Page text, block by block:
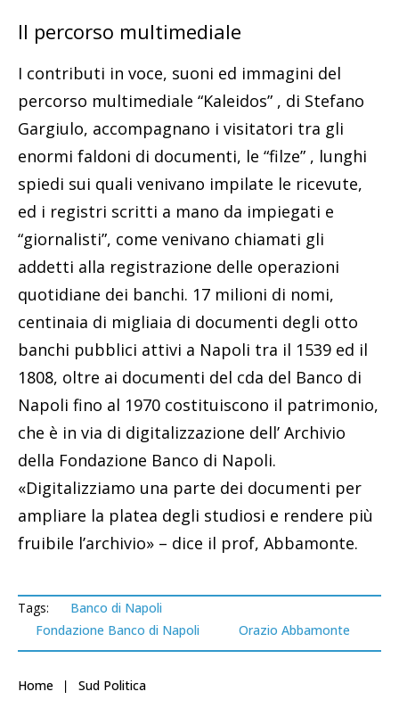
Il percorso multimediale
I contributi in voce, suoni ed immagini del
percorso multimediale “Kaleidos” , di Stefano
Gargiulo, accompagnano i visitatori tra gli
enormi faldoni di documenti, le “filze” , lunghi
spiedi sui quali venivano impilate le ricevute,
ed i registri scritti a mano da impiegati e
“giornalisti”, come venivano chiamati gli
addetti alla registrazione delle operazioni
quotidiane dei banchi. 17 milioni di nomi,
centinaia di migliaia di documenti degli otto
banchi pubblici attivi a Napoli tra il 1539 ed il
1808, oltre ai documenti del cda del Banco di
Napoli fino al 1970 costituiscono il patrimonio,
che è in via di digitalizzazione dell’ Archivio
della Fondazione Banco di Napoli.
«Digitalizziamo una parte dei documenti per
ampliare la platea degli studiosi e rendere più
fruibile l’archivio» – dice il prof, Abbamonte.
Tags:
Banco di Napoli
Fondazione Banco di Napoli
Orazio Abbamonte
Home Sud Politica